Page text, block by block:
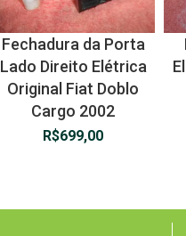
Fechadura da Porta
Lado Direito Elétrica
Original Fiat Doblo
Cargo 2002
R$699,00